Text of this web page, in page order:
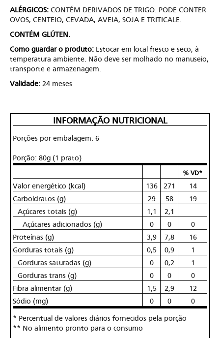
ALÉRGICOS: CONTÉM DERIVADOS DE TRIGO. PODE CONTER
OVOS, CENTEIO, CEVADA, AVEIA, SOJA E TRITICALE.
CONTÉM GLÚTEN.
Como guardar o produto: Estocar em local fresco e seco, à
temperatura ambiente. Não deve ser molhado no manuseio,
transporte e armazenagem.
Validade: 24 meses
INFORMAÇÃO NUTRICIONAL
Porções por embalagem: 6
Porção: 80g (1 prato)
% VD*
Valor energético (kcal) 136 271
14
Carboidratos (g)
29 58
19
Açúcares totais (g)
1,1
2,1
Açúcares adicionados (g)
0 0
0
Proteínas (g)
3,9 7,8
16
Gorduras totais (g)
0,5 0,9
1
Gorduras saturadas (g)
0 0,2
1
Gorduras trans (g)
0 0
0
Fibra alimentar (g)
1,5 2,9
12
Sódio (mg)
0 0 0
* Percentual de valores diários fornecidos pela porção
** No alimento pronto para o consumo